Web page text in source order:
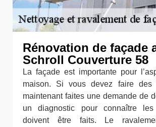
Rénovation de façade
Schroll Couverture 58
La façade est importante pour
maison. Si vous devez faire des
maintenant faites une demande de
un diagnostic pour connaître
doivent être faits. Le